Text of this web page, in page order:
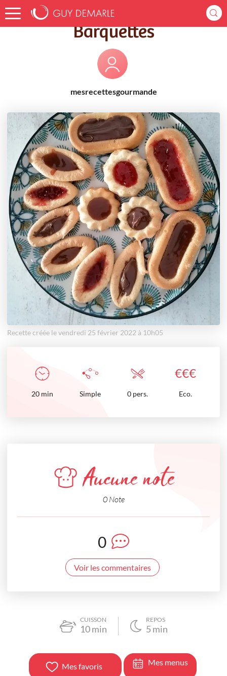
Accueil Recettes Barquettes
Barquettes
mesrecettesgourmande
Recette créée le vendredi 25 février 2022 à 10h05
€€€
20 min Simple 0 pers. Eco.
Aucune note
0 Note
0
Voir les commentaires
CUISSON
10min
REPOS
5 min
Mes favoris Mes menus